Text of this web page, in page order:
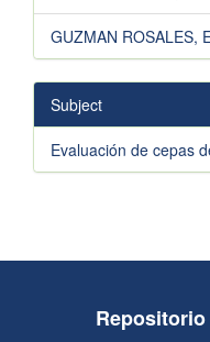
GUZMAN ROSALES,
Subject
Evaluación de cepas